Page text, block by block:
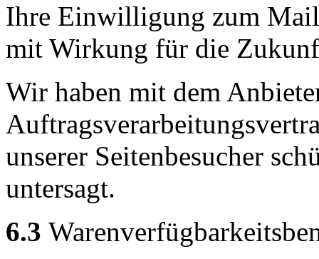
Ihre Einwilligung zum
mit Wirkung für die
Wir haben mit dem
unserer Seitenbesucher
untersagt.
6.3